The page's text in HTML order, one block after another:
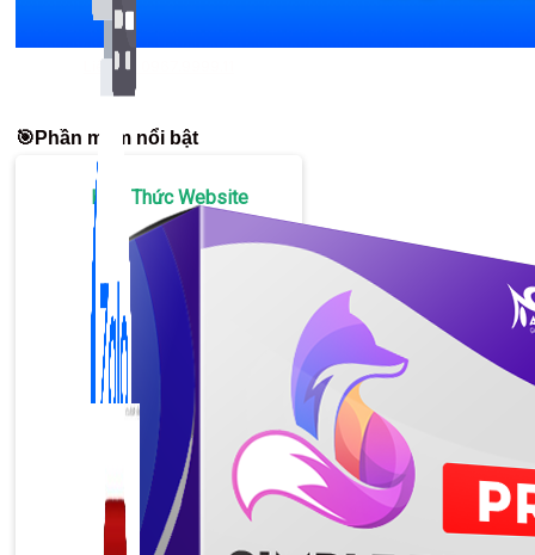
New
Kiến Thức Website
309 bài viết
Liên hệ: 0967.9999.11
🎯Phần mềm nổi bật